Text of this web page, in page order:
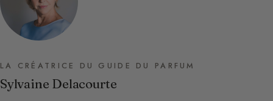
LA CRÉATRICE DU GUIDE DU PARFUM
Sylvaine Delacourte